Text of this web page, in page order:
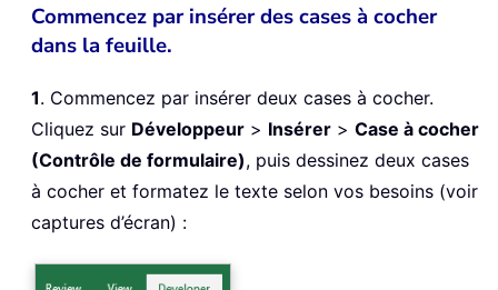
Commencez par insérer des cases à cocher
dans la feuille.
1. Commencez par insérer deux cases à cocher.
Cliquez sur Développeur > Insérer > Case à cocher
(Contrôle de formulaire), puis dessinez deux cases
à cocher et formatez le texte selon vos besoins (voir
captures d’écran) :